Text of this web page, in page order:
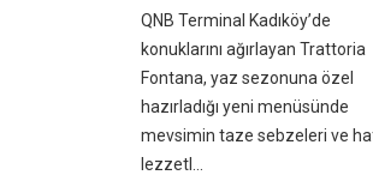
QNB Terminal Kadıköy’de
konuklarını ağırlayan Trattoria
Fontana, yaz sezonuna özel
hazırladığı yeni menüsünde
mevsimin taze sebzeleri ve
lezzetl...